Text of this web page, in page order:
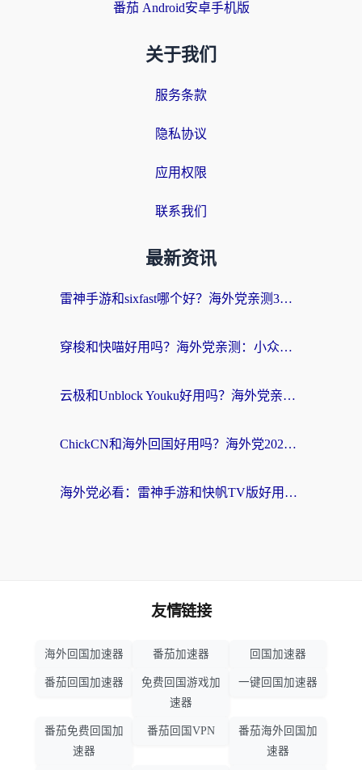
番茄 Android安卓手机版
关于我们
服务条款
隐私协议
应用权限
联系我们
最新资讯
雷神手游和sixfast哪个好？海外党亲测3款回国加速器，教你选对不踩坑
穿梭和快喵好用吗？海外党亲测：小众加速器对比+番茄加速器深度体验
云极和Unblock Youku好用吗？海外党亲测+2026回国加速器避坑指南
ChickCN和海外回国好用吗？海外党2026亲测：从手游到影音，选对加速器的3个关键
海外党必看：雷神手游和快帆TV版好用吗？3步选对回国加速器不踩坑
友情链接
海外回国加速器 番茄加速器 回国加速器
番茄回国加速器
免费回国游戏加
速器
一键回国加速器
番茄免费回国加
速器
番茄回国VPN
番茄海外回国加
速器